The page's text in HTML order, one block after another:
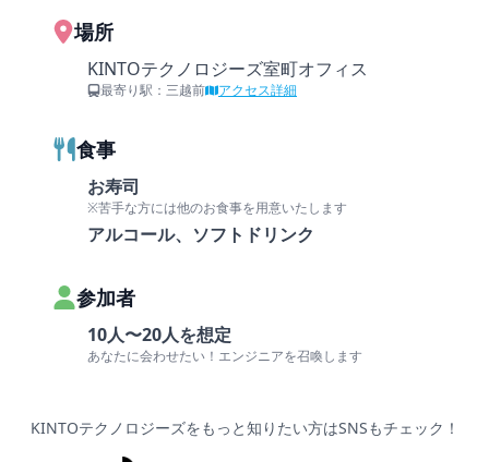
場所
KINTOテクノロジーズ室町オフィス
最寄り駅：三越前 アクセス詳細
食事
お寿司
※苦手な方には他のお食事を用意いたします
アルコール、ソフトドリンク
参加者
10人〜20人を想定
あなたに会わせたい！エンジニアを召喚します
KINTOテクノロジーズをもっと知りたい方はSNSもチェック！